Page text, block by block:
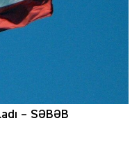
– SƏBƏB